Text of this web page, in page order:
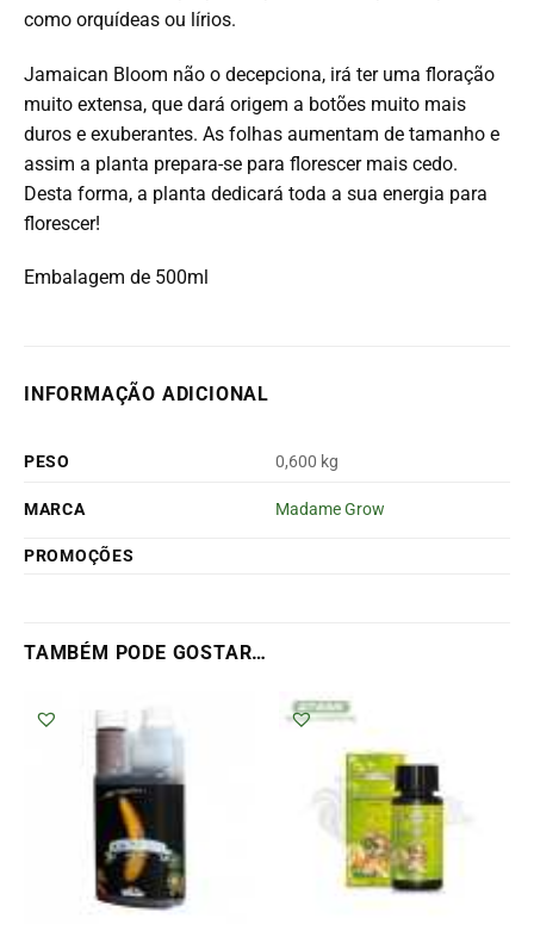
como orquídeas ou lírios.
Jamaican Bloom não o decepciona, irá ter uma floração
muito extensa, que dará origem a botões muito mais
duros e exuberantes. As folhas aumentam de tamanho e
assim a planta prepara-se para florescer mais cedo.
Desta forma, a planta dedicará toda a sua energia para
florescer!
Embalagem de 500ml
INFORMAÇÃO ADICIONAL
PESO 0,600 kg
MARCA Madame Grow
PROMOÇÕES
TAMBÉM PODE GOSTAR…